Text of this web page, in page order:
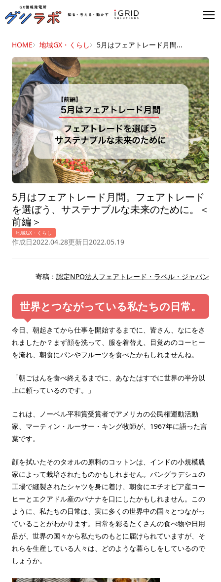
HOME 地域GX・くらし 5月はフェアトレード月間...
地域GX・くらし
作成日2022.04.28更新日2022.05.19
5月はフェアトレード月間。フェアトレード
を選ぼう、サステナブルな未来のために。＜
前編＞
寄稿： 認定NPO法人フェアトレード・ラベル・ジャパン
世界とつながっている私たちの日常。
今日、朝起きてから仕事を開始するまでに、皆さん、なにをさ
れましたか？まず顔を洗って、服を着替え、目覚めのコーヒー
を淹れ、朝食にパンやフルーツを食べたかもしれませんね。
「朝ごはんを食べ終えるまでに、あなたはすでに世界の半分以
上に頼っているのです。」
これは、ノーベル平和賞受賞者でアメリカの公民権運動活動
家、マーティン・ルーサー・キング牧師が、1967年に語った言
葉です。
顔を拭いたそのタオルの原料のコットンは、インドの小規模農
家によって栽培されたものかもしれません。バングラデシュの
工場で縫製されたシャツを身に着け、朝食にエチオピア産コー
ヒーとエクアドル産のバナナを口にしたかもしれません。この
ように、私たちの日常は、実に多くの世界中の国々とつながっ
ていることがわかります。日常を彩るたくさんの食べ物や日用
品が、世界の国々から私たちのもとに届けられていますが、そ
れらを生産している人々は、どのような暮らしをしているので
しょうか。